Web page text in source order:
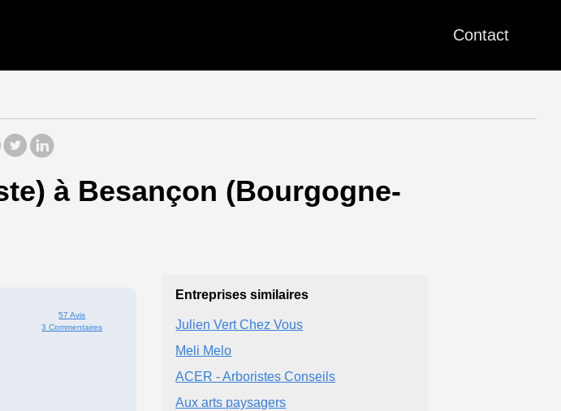
Contact
à Besançon (Bourgogne-
57 Avis
3 Commentaires
Entreprises similaires
Julien Vert Chez Vous
Meli Melo
ACER - Arboristes Conseils
Aux arts paysagers